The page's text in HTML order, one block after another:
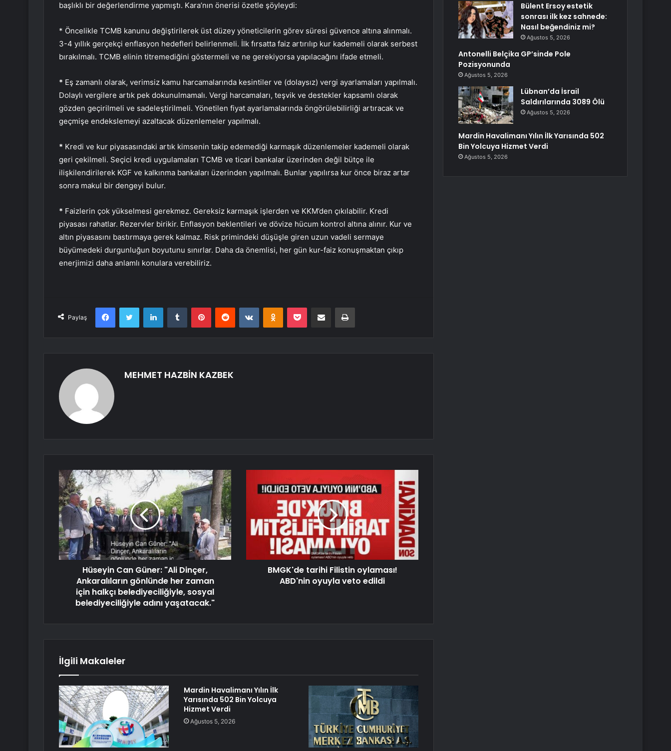
başlıklı bir değerlendirme yapmıştı. Kara’nın önerisi özetle şöyleydi:
* Öncelikle TCMB kanunu değiştirilerek üst düzey yöneticilerin görev süresi güvence altına alınmalı.
3-4 yıllık gerçekçi enflasyon hedefleri belirlenmeli. İlk fırsatta faiz artırılıp kur kademeli olarak serbest
bırakılmalı. TCMB elinin titremediğini göstermeli ve ne gerekiyorsa yapılacağını ifade etmeli.
* Eş zamanlı olarak, verimsiz kamu harcamalarında kesintiler ve (dolaysız) vergi ayarlamaları yapılmalı.
Dolaylı vergilere artık pek dokunulmamalı. Vergi harcamaları, teşvik ve destekler kapsamlı olarak
gözden geçirilmeli ve sadeleştirilmeli. Yönetilen fiyat ayarlamalarında öngörülebilirliği artıracak ve
geçmişe endekslemeyi azaltacak düzenlemeler yapılmalı.
* Kredi ve kur piyasasındaki artık kimsenin takip edemediği karmaşık düzenlemeler kademeli olarak
geri çekilmeli. Seçici kredi uygulamaları TCMB ve ticari bankalar üzerinden değil bütçe ile
ilişkilendirilerek KGF ve kalkınma bankaları üzerinden yapılmalı. Bunlar yapılırsa kur önce biraz artar
sonra makul bir dengeyi bulur.
* Faizlerin çok yükselmesi gerekmez. Gereksiz karmaşık işlerden ve KKM’den çıkılabilir. Kredi
piyasası rahatlar. Rezervler birikir. Enflasyon beklentileri ve dövize hücum kontrol altına alınır. Kur ve
altın piyasasını bastırmaya gerek kalmaz. Risk primindeki düşüşle giren uzun vadeli sermaye
büyümedeki durgunluğun boyutunu sınırlar. Daha da önemlisi, her gün kur-faiz konuşmaktan çıkıp
enerjimizi daha anlamlı konulara verebiliriz.
Paylaş
FacebookTwitter LinkedInTumblr PinterestReddit VKontakteOdnoklassniki
Pocket E-Posta ile paylaş Yazdır
MEHMET HAZBİN KAZBEK
Hüseyin Can Güner: "Ali Dinçer,
Ankaralıların gönlünde her zaman
için halkçı belediyeciliğiyle, sosyal
belediyeciliğiyle adını yaşatacak."
BMGK'de tarihi Filistin oylaması!
ABD'nin oyuyla veto edildi
İlgili Makaleler
Mardin Havalimanı Yılın İlk
Yarısında 502 Bin Yolcuya
Hizmet Verdi
Ağustos 5, 2026
Bülent Ersoy estetik
sonrası ilk kez sahnede:
Nasıl beğendiniz mi?
Ağustos 5, 2026
Antonelli Belçika GP’sinde Pole
Pozisyonunda
Ağustos 5, 2026
Lübnan’da İsrail
Saldırılarında 3089 Ölü
Ağustos 5, 2026
Mardin Havalimanı Yılın İlk Yarısında 502
Bin Yolcuya Hizmet Verdi
Ağustos 5, 2026